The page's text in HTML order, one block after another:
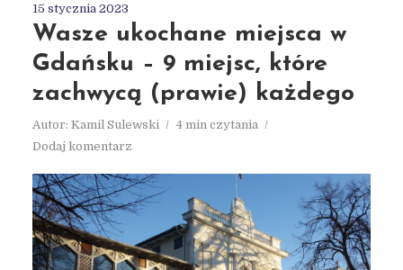
15 stycznia 2023
Wasze ukochane miejsca w
Gdańsku – 9 miejsc, które
zachwycą (prawie) każdego
Autor: Kamil Sulewski
4 min czytania
Dodaj komentarz